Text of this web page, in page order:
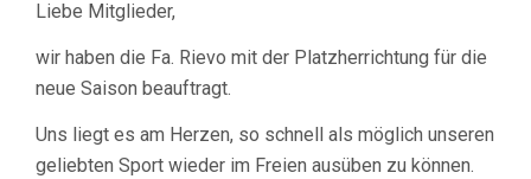
HERRICHTEN
Liebe Mitglieder,
wir haben die Fa. Rievo mit der Platzherrichtung für die
neue Saison beauftragt.
Uns liegt es am Herzen, so schnell als möglich unseren
geliebten Sport wieder im Freien ausüben zu können.